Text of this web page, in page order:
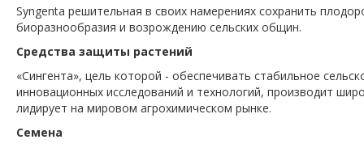
Syngenta решительная в своих намерениях сохранить
биоразнообразия и возрождению сельских общин.
Средства защиты растений
«Сингента», цель которой - обеспечивать стабильное
инновационных исследований и технологий, производит
лидирует на мировом агрохимическом рынке.
Семена